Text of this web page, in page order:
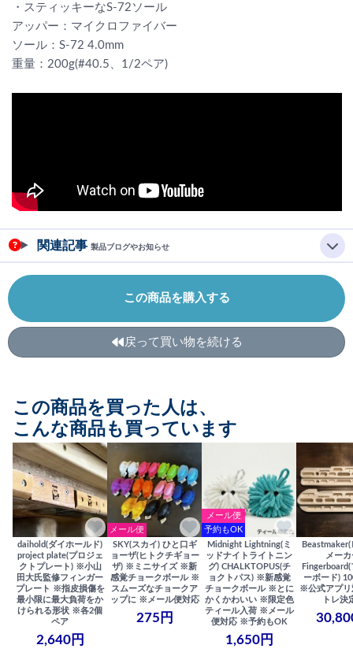
・スティッキーなS-72ソール
アッパー：マイクロファイバー
ソール：S-72 4.0mm
重量：200g(#40.5、1/2ペア)
関連記事 製品ブログやお知らせ
この商品を購入する
戻って買い物を続ける
この商品を買った人は、
こんな商品も買っています
daihold(ダイホールド)
project plate(プロジェ
クトプレート) ※小山
田大氏監修フィンガー
プレート ※指皮損傷を
最小限に最大負荷をか
けられる形状 ※各2個
ペア
2,640円
メール便
SKY(スカイ) ひと口ギ
ョーザ(ヒトクチギョー
ザ) ※ミニサイズ ※新
感覚チョークボール ※
スムーズなチョークア
ップに ※メール便対応
275円
メール便
予約もOK
Midnight Lightning(ミ
ッドナイトライトニン
グ) CHALKTOPUS(チ
ョクトパス) ※新感覚
チョークボール ※とに
かくかわいい ※限定色
ティール入荷 ※メール
便対応 ※予約もOK
1,650円
メーカ
ーボード)
※公式アプ
トレ決